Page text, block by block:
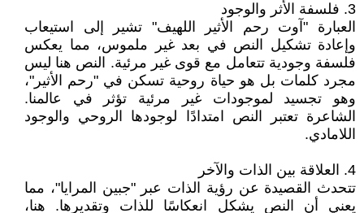
3. فلسفة الأثر والوجود
العبارة "آوت رحم الأثير اللهيف" تشير إلى استيعاب
وإعادة تشكيل النص في بعد غير ملموس، مما يعكس
فلسفة وجودية تتعامل مع قوى غير مرئية. النص هنا ليس
مجرد كلمات بل هو حياة روحية تسكن في "رحم الأثير"،
وهو تجسيد لموجودات غير مرئية تؤثر في عالمنا.
الشاعرة تعتبر النص امتدادًا لوجودها الروحي والوجود
اللامادي.
4. العلاقة بين الذات والآخر
تتحدث القصيدة عن رؤية الذات عبر "جبين المرايا"، مما
يعني أن النص يشكل انعكاسًا للذات وتقديرها. هنا،